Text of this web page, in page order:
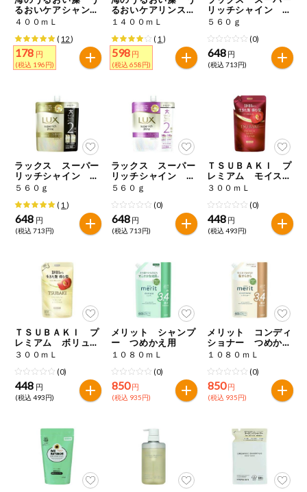
生協独自
自動注文システム登録
自動注文システム登録を確認する
自動注文システム登録を修正する
くらしの定番品（毎週企画）
専門ショップサイト
パルコープ・よどがわ生協のサービス
パルコープ・よどがわ生協の情報サイト
ご利用ガイド
アプリのダウンロード
PC版サイトを表示
テキスト注文サイトを表示
おやつ
飲料
酒・ノンアル
コール
切り花・仏花
ティッシュ・
トイレットペ
ーパー
衛生・生理用
品
洗濯・バス・
トイレ用品
住居・生活用
品
コスメ＆ボデ
ィケア
衣料品
特定原材料に準ずるもの
アーモンド あわび いか
いくら オレンジ カシューナッツ
キウイフルーツ 牛肉
さけ さば ゼラチン 大豆
鶏肉 バナナ 豚肉
マカダミアナッツ やまいも
アレルゲン情報は、商品企画時の情報のため、ご使用前には
必ず商品パッケージの表示をご確認ください。
特定原材料に準ずるものは、お取引先から情報提供のあった
範囲でのお知らせです。
るおいケアシャンプ
ー 詰替用
４００ｍＬ
( 12)
178 円
(税込 196円)
るおいケアリンスイ
ンシャンプー 詰替
１４００ｍＬ
( 1 )
598 円
(税込 658円)
リッチシャイン リ
ラックスナイトケア
まとまりシャンプ
ー つめかえ用
５６０ｇ
(0)
648 円
(税込 713円)
ラックス スーパー
リッチシャイン ダ
メージリペア補修シ
ャンプー つめかえ
用
５６０ｇ
( 1 )
648 円
(税込 713円)
ラックス スーパー
リッチシャイン モ
イスチャー保湿シャ
ンプー つめかえ用
５６０ｇ
(0)
648 円
(税込 713円)
ＴＳＵＢＡＫＩ プ
レミアム モイスト
＆リペア シャンプ
３００ｍＬ
(0)
448 円
(税込 493円)
ＴＳＵＢＡＫＩ プ
レミアム ボリュー
ム＆リペア シャン
３００ｍＬ
(0)
448 円
(税込 493円)
メリット シャンプ
ー つめかえ用
１０８０ｍＬ
(0)
850 円
(税込 935円)
メリット コンディ
ショナー つめかえ
用１０８０ｍＬ
(0)
850円
(税込 935円)